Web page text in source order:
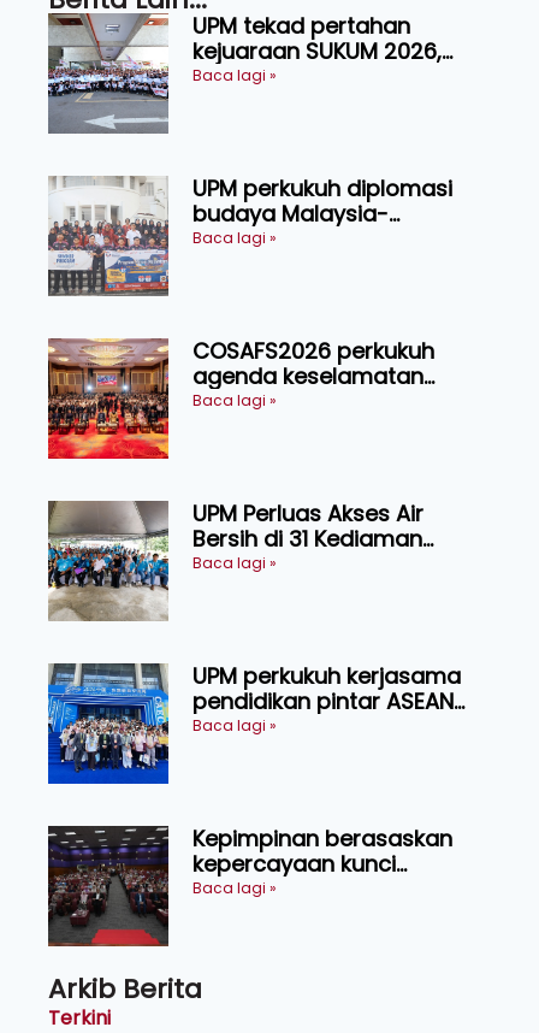
UPM tekad pertahan
kejuaraan SUKUM 2026,
sasar 16 pingat emas
Baca lagi »
UPM perkukuh diplomasi
budaya Malaysia-
Indonesia melalui Narasi
Baca lagi »
COSAFS2026 perkukuh
agenda keselamatan
makanan, AgriHub pacu
Baca lagi »
UPM Perluas Akses Air
Bersih di 31 Kediaman
Orang Asli Tasik Chini
Baca lagi »
UPM perkukuh kerjasama
pendidikan pintar ASEAN
menerusi lawatan rasmi ke
Baca lagi »
Kepimpinan berasaskan
kepercayaan kunci
kecemerlangan institusi -
Baca lagi »
Arkib Berita
Terkini